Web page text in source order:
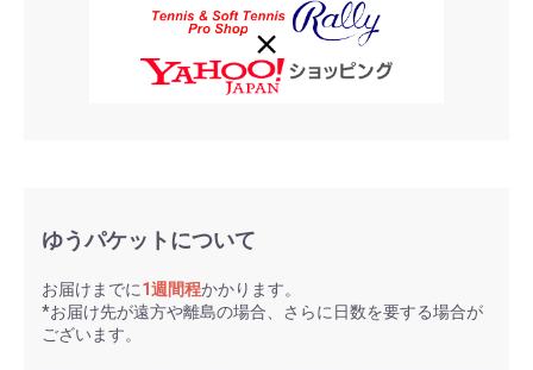
ゆうパケットについて
お届けまでに1週間程かかります。
*お届け先が遠方や離島の場合、さらに日数を要する場合が
ございます。